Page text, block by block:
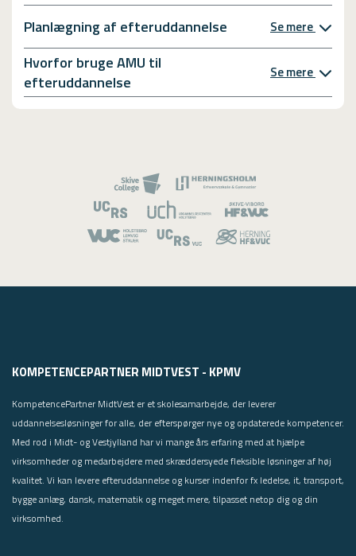
Planlægning af efteruddannelse Se mere
Hvorfor bruge AMU til
efteruddannelse
Se mere
KOMPETENCEPARTNER MIDTVEST - KPMV
KompetencePartner MidtVest er et skolesamarbejde, der leverer
uddannelsesløsninger for alle, der efterspørger nye og opdaterede kompetencer.
Med rod i Midt- og Vestjylland har vi mange års erfaring med at hjælpe
virksomheder og medarbejdere med skræddersyede fleksible løsninger af høj
kvalitet. Vi kan levere efteruddannelse og kurser indenfor fx ledelse, it, transport,
bygge anlæg, dansk, matematik og meget mere, tilpasset netop dig og din
virksomhed.